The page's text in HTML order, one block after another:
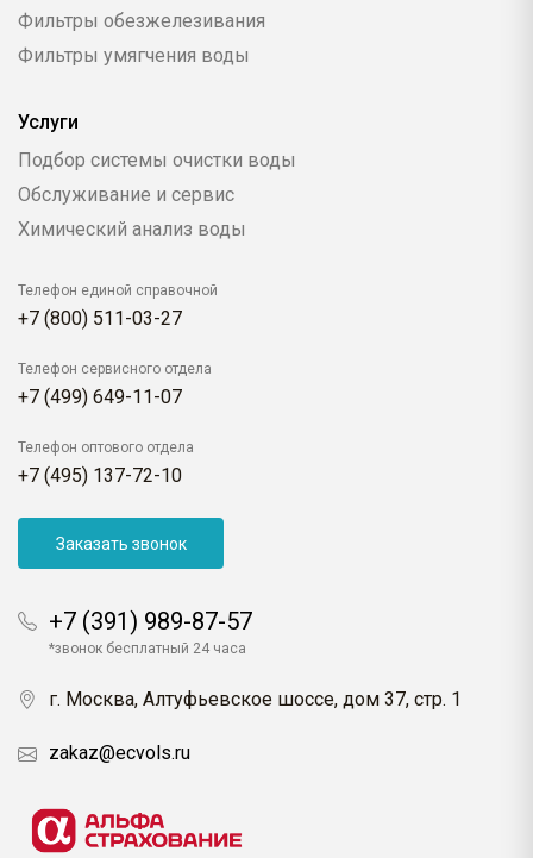
Фильтры обезжелезивания
Фильтры умягчения воды
Услуги
Подбор системы очистки воды
Обслуживание и сервис
Химический анализ воды
Телефон единой справочной
+7 (800) 511-03-27
Телефон сервисного отдела
+7 (499) 649-11-07
Телефон оптового отдела
+7 (495) 137-72-10
Заказать звонок
+7 (391) 989-87-57
*звонок бесплатный 24 часа
г. Москва, Алтуфьевское шоссе, дом 37, стр. 1
zakaz@ecvols.ru